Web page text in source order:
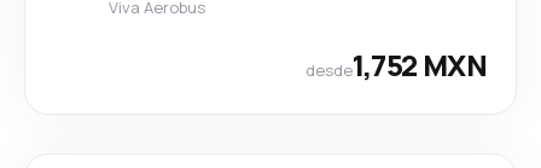
Viva Aerobus
desde1,752 MXN